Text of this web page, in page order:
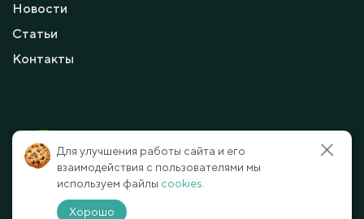
Новости
Статьи
Контакты
официальный сайт.
Все права защищены.
Условия и политика конфиденциальности
Способы оплаты
Для улучшения работы сайта и его
взаимодействия с пользователями мы
используем файлы cookies.
Хорошо